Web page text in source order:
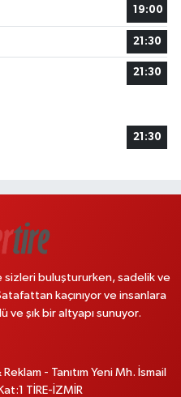
19:00
21:30
21:30
21:30
buluştururken, sadelik ve
kaçınıyor ve insanlara
ve şık bir altyapı sunuyor.
Reklam - Tanıtım Yeni Mh. İsmail
TİRE-İZMİR